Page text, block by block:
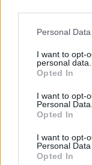
Please note that
not limited to your
grant or deny
use your data for
consent section.
Personal
I want to opt-
personal data.
Opted In
I want to opt-
Personal Data.
Opted In
I want to opt-
Personal
Opted In
A zuzmó
Göbölyös N. László•
A zuzmó a
megtalálható.
gomba és egy
erősen függ a
képet lehet
La Repubblica.
Alpokban…